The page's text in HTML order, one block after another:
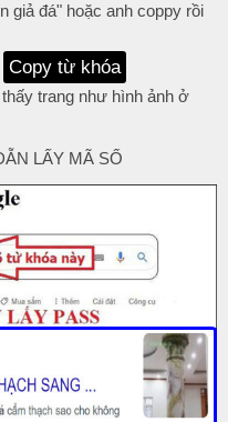
giả đá" hoặc anh coppy rồi
Copy từ khóa
trang như hình ảnh ở
LẤY MÃ SỐ